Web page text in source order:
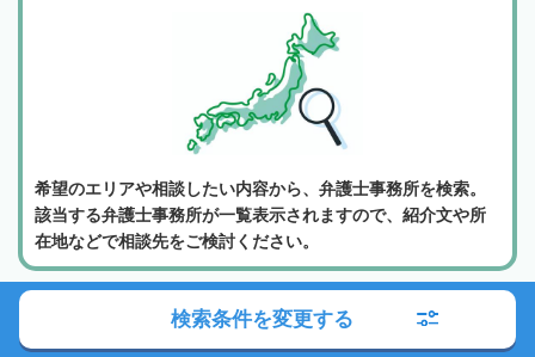
希望のエリアや相談したい内容から、弁護士事務所を検索。
該当する弁護士事務所が一覧表示されますので、紹介文や所
在地などで相談先をご検討ください。
02
検索条件を変更する